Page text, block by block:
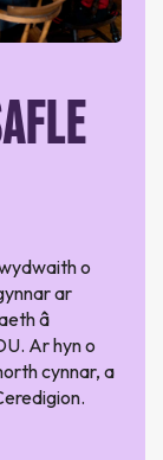
o
ar
â
Ar hyn o
cynnar, a